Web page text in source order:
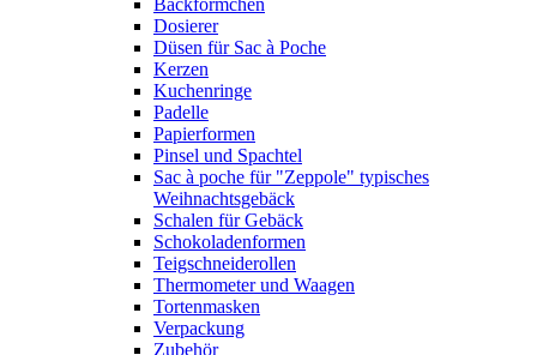
Backförmchen
Dosierer
Düsen für Sac à Poche
Kerzen
Kuchenringe
Padelle
Papierformen
Pinsel und Spachtel
Sac à poche für "Zeppole" typisches
Weihnachtsgebäck
Schalen für Gebäck
Schokoladenformen
Teigschneiderollen
Thermometer und Waagen
Tortenmasken
Verpackung
Zubehör